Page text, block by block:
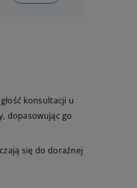
konsultacji u
dopasowując go
się do doraźnej